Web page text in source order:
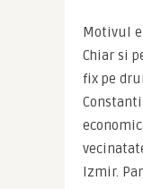
Motivul
Chiar si
fix pe
Izmir.